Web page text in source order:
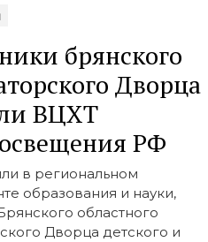
брянского
Дворца
ВЦХТ
РФ
в региональном
образования и науки,
областного
Дворца детского и